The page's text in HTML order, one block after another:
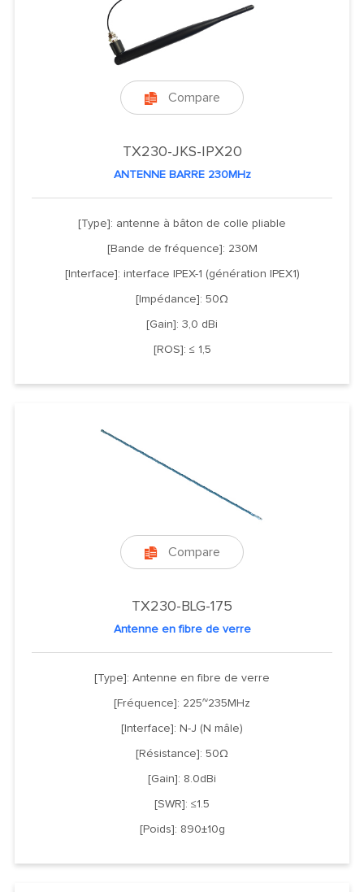
 Compare
TX230-JKS-IPX20
ANTENNE BARRE 230MHz
[Type]: antenne à bâton de colle pliable
[Bande de fréquence]: 230M
[Interface]: interface IPEX-1 (génération IPEX1)
[Impédance]: 50Ω
[Gain]: 3,0 dBi
[ROS]: ≤ 1,5
 Compare
TX230-BLG-175
Antenne en fibre de verre
[Type]: Antenne en fibre de verre
[Fréquence]: 225~235MHz
[Interface]: N-J (N mâle)
[Résistance]: 50Ω
[Gain]: 8.0dBi
[SWR]: ≤1.5
[Poids]: 890±10g